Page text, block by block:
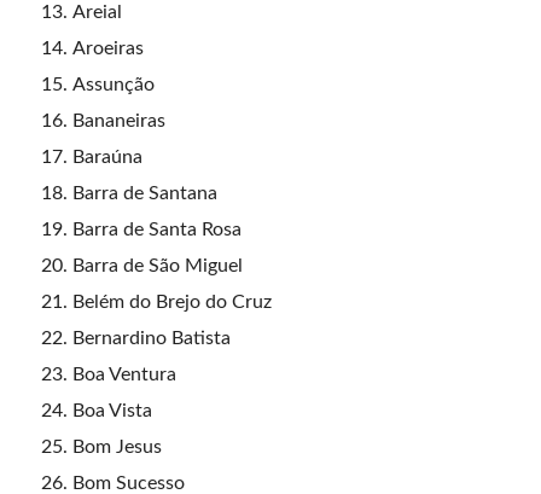
Areial
Aroeiras
Assunção
Bananeiras
Baraúna
Barra de Santana
Barra de Santa Rosa
Barra de São Miguel
Belém do Brejo do Cruz
Bernardino Batista
Boa Ventura
Boa Vista
Bom Jesus
Bom Sucesso